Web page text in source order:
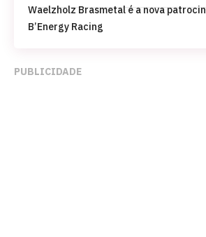
Waelzholz Brasmetal é a nova
B’Energy Racing
PUBLICIDADE